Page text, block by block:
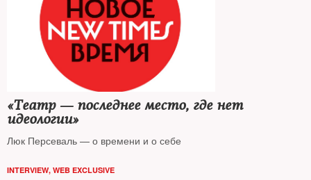
«Театр — последнее место, где нет
идеологии»
Люк Персеваль — о времени и о себе
INTERVIEW, WEB EXCLUSIVE